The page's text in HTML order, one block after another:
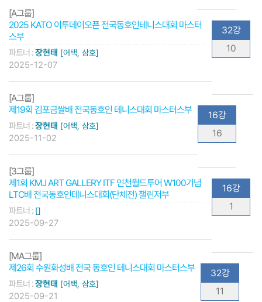
[A그룹]
2025 KATO 이투데이오픈 전국동호인테니스대회 마스터
스부
파트너 :장현태 [어택, 삼호]
2025-12-07
32강
10
[A그룹]
제19회 김포금쌀배 전국동호인 테니스대회 마스터스부
파트너 :장현태 [어택, 삼호]
2025-11-02
16강
16
[3그룹]
제1회 KMJ ART GALLERY ITF 인천월드투어 W100기념
LTC배 전국동호인테니스대회(단체전) 챌린저부
파트너 : []
2025-09-27
16강
1
[MA그룹]
제26회 수원화성배 전국 동호인 테니스대회 마스터스부
파트너 :장현태 [어택, 삼호]
2025-09-21
32강
11